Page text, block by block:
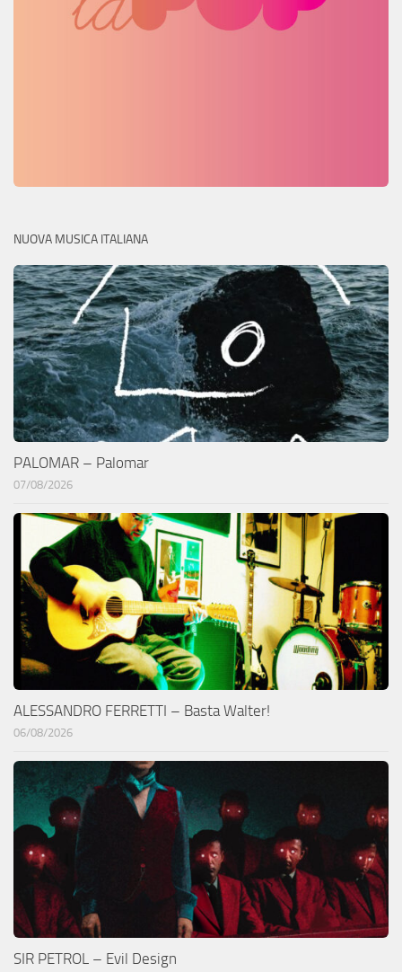
NUOVA MUSICA ITALIANA
PALOMAR – Palomar
07/08/2026
ALESSANDRO FERRETTI – Basta Walter!
06/08/2026
SIR PETROL – Evil Design